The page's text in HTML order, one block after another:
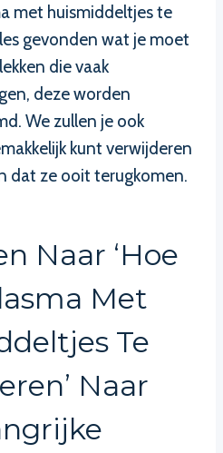
met huismiddeltjes te
gevonden wat je moet
die vaak
deze worden
We zullen je ook
kunt verwijderen
dat ze ooit terugkomen.
Naar ‘hoe
Met
Te
Naar